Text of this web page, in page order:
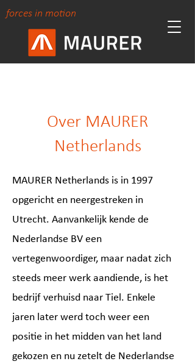
forces in motion
Over MAURER
Netherlands
MAURER Netherlands is in 1997
opgericht en neergestreken in
Utrecht. Aanvankelijk kende de
Nederlandse BV een
vertegenwoordiger, maar nadat zich
steeds meer werk aandiende, is het
bedrijf verhuisd naar Tiel. Enkele
jaren later werd toch weer een
positie in het midden van het land
gekozen en nu zetelt de Nederlandse